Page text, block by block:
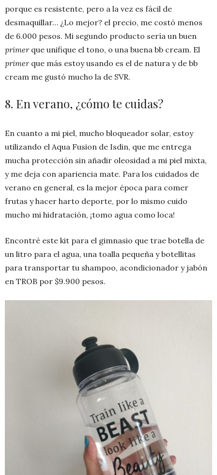
porque es resistente, pero a la vez es fácil de
desmaquillar… ¿Lo mejor? el precio, me costó menos
de 6.000 pesos. Mi segundo producto sería un buen
primerque unifique el tono, o una buena bb cream. El
primerque más estoy usando es el de natura y de bb
cream me gustó mucho la de SVR.
8. En verano, ¿cómo te cuidas?
En cuanto a mi piel, mucho bloqueador solar, estoy
utilizando el Aqua Fusion de Isdin, que me entrega
mucha protección sin añadir oleosidad a mi piel mixta,
y me deja con apariencia mate. Para los cuidados de
verano en general, es la mejor época para comer
frutas y hacer harto deporte, por lo mismo cuido
mucho mi hidratación, ¡tomo agua como loca!
Encontré este kit para el gimnasio que trae botella de
un litro para el agua, una toalla pequeña y botellitas
para transportar tu shampoo, acondicionador y jabón
en TROB por $9.900 pesos.